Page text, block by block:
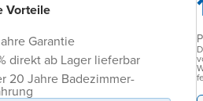
Vorteile
Garantie
direkt ab Lager lieferbar
20 Jahre Badezimmer-